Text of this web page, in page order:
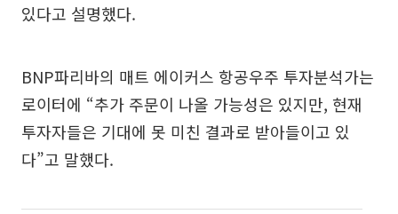
있다고 설명했다.
BNP파리바의 매트 에이커스 항공우주 투자분석가는
로이터에 “추가 주문이 나올 가능성은 있지만, 현재
투자자들은 기대에 못 미친 결과로 받아들이고 있
다”고 말했다.